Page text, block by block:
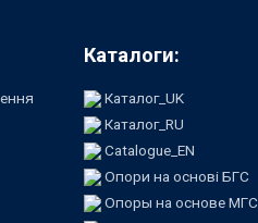
Каталоги:
Каталог_UK
Каталог_RU
Catalogue_EN
Опори на основі БГС
Опоры на основе МГС